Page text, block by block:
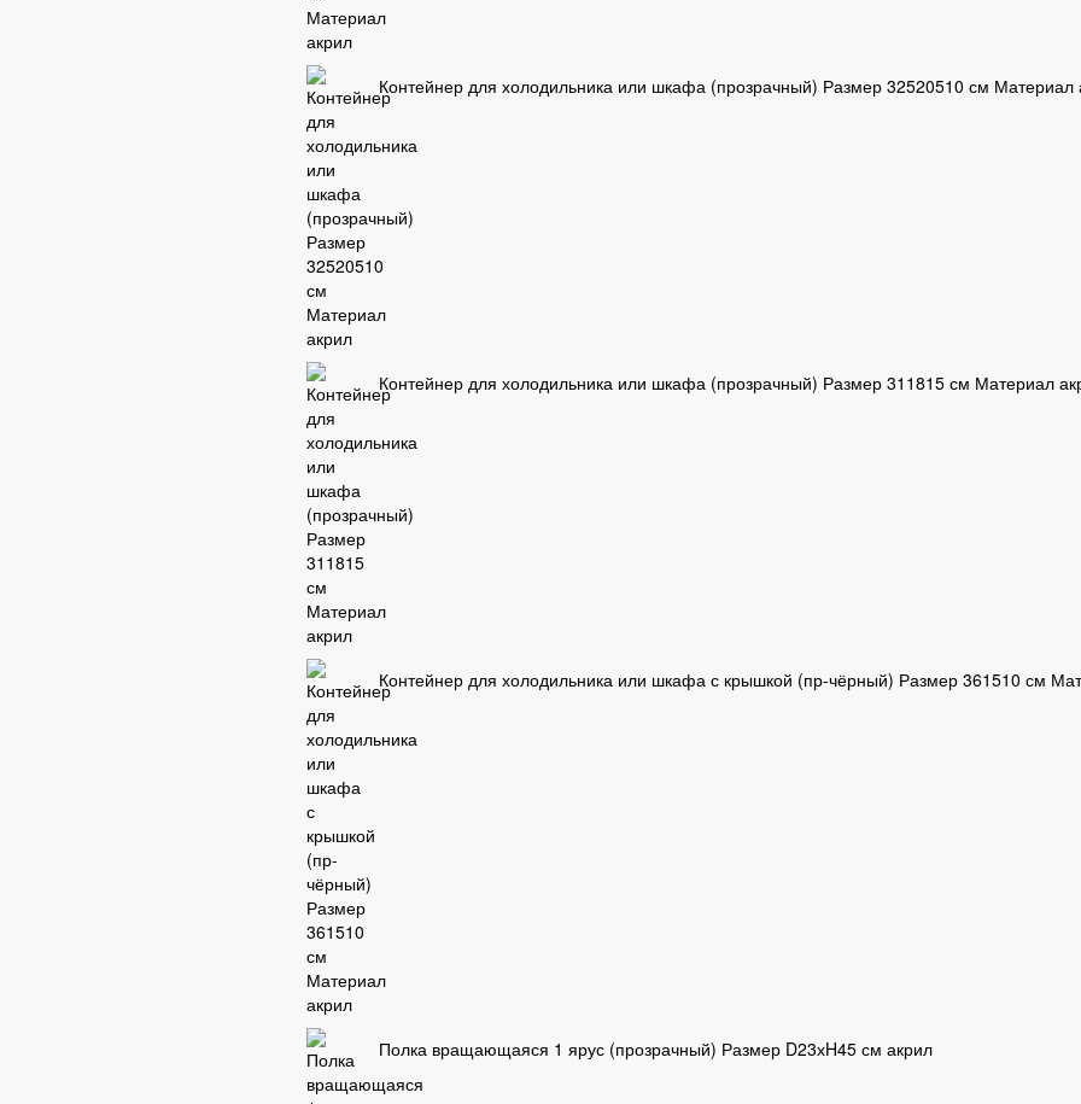
Контейнер для холодильника или шкафа (прозрачный) Размер 32520510 см Материал
Контейнер для холодильника или шкафа (прозрачный) Размер 311815 см Материал
Контейнер для холодильника или шкафа с крышкой (пр-чёрный) Размер 361510 см
Полка вращающаяся 1 ярус (прозрачный) Размер D23хH45 см акрил